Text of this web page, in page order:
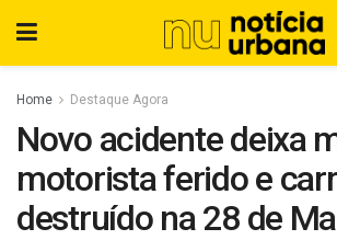
Home Destaque Agora
Novo acidente deixa
motorista ferido e
destruído na 28 de